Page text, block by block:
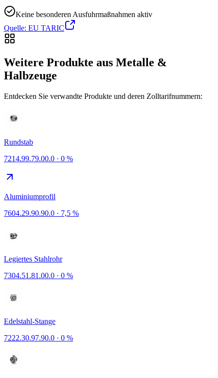
Keine besonderen Ausfuhrmaßnahmen aktiv
Quelle: EU TARIC
Weitere Produkte aus Metalle &
Halbzeuge
Entdecken Sie verwandte Produkte und deren Zolltarifnummern:
Rundstab
7214.99.79.00.0 · 0 %
Aluminiumprofil
7604.29.90.90.0 · 7,5 %
Legiertes Stahlrohr
7304.51.81.00.0 · 0 %
Edelstahl-Stange
7222.30.97.90.0 · 0 %